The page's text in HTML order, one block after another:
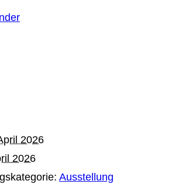
2026
2026
Ausstellung